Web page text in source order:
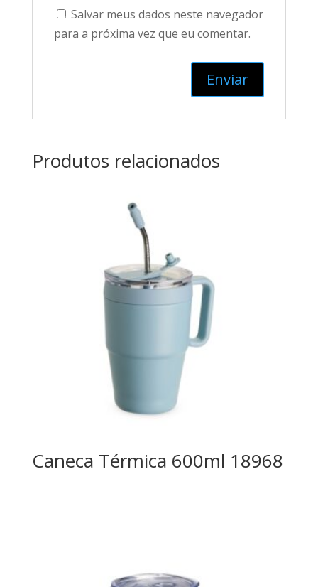
Salvar meus dados neste navegador
para a próxima vez que eu comentar.
Produtos relacionados
Caneca Térmica 600ml 18968